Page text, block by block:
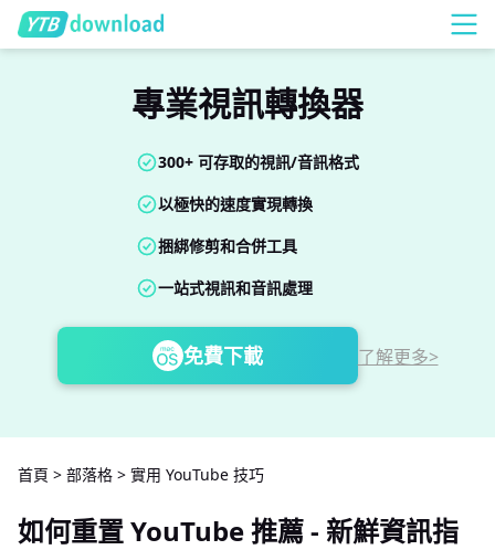
專業視訊轉換器
300+ 可存取的視訊/音訊格式
以極快的速度實現轉換
捆綁修剪和合併工具
一站式視訊和音訊處理
免費下載 了解更多>
首頁 > 部落格 > 實用 YouTube 技巧
如何重置 YouTube 推薦 - 新鮮資訊指